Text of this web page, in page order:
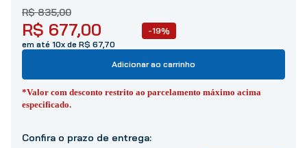
R$ 677,00
R$ 835,00
-19%
em até 10x de R$ 67,70
Adicionar ao carrinho
*Valor com desconto restrito ao parcelamento máximo acima
especificado.
10º tinta